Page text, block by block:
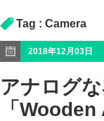
Tag : Camera
2018年12月03日
アナログ
「